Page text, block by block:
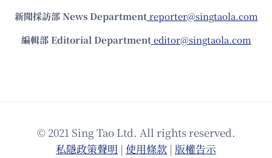
新聞採訪部 News Department reporter@singtaola.com
編輯部 Editorial Department editor@singtaola.com
© 2021 Sing Tao Ltd. All rights reserved.
私隱政策聲明 | 使⽤條款 | 版權告⽰